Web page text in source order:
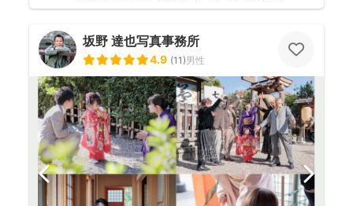
坂野 達也写真事務所
4.9 (11)男性